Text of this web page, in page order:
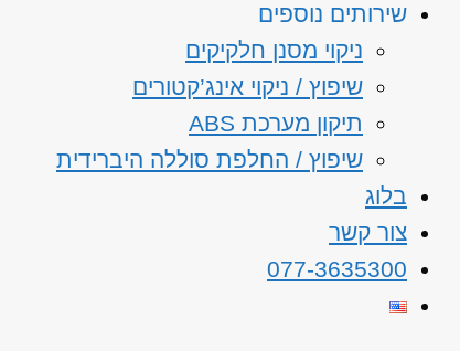
שירותים נוספים
ניקוי מסנן חלקיקים
שיפוץ / ניקוי אינג’קטורים
תיקון מערכת ABS
שיפוץ / החלפת סוללה היברידית
בלוג
צור קשר
077-3635300